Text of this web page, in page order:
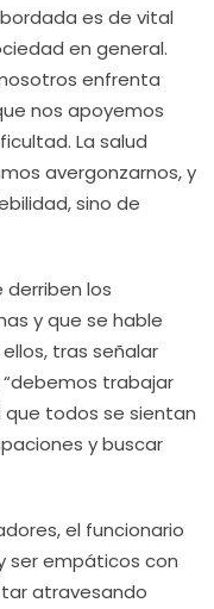
es de vital
en general.
enfrenta
nos apoyemos
La salud
avergonzarnos, y
sino de
los
y que se hable
tras señalar
trabajar
todos se sientan
y buscar
el funcionario
ser empáticos con
atravesando